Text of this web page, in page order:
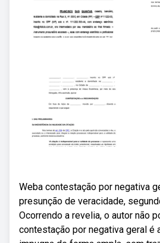
Weba contestação por negativa
presunção de veracidade,
Ocorrendo a revelia, o autor não
contestação por negativa geral é